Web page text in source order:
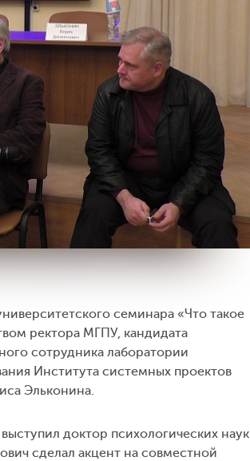
семинара «Что такое
ректора МГПУ, кандидата
сотрудника лаборатории
Института системных проектов
Эльконина.
выступил доктор психологических наук
сделал акцент на совместной